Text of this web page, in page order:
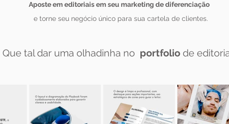
Aposte em editoriais em seu marketing de diferenciação
e torne seu negócio único para sua cartela de clientes.
Que tal dar uma olhadinha no portfolio de